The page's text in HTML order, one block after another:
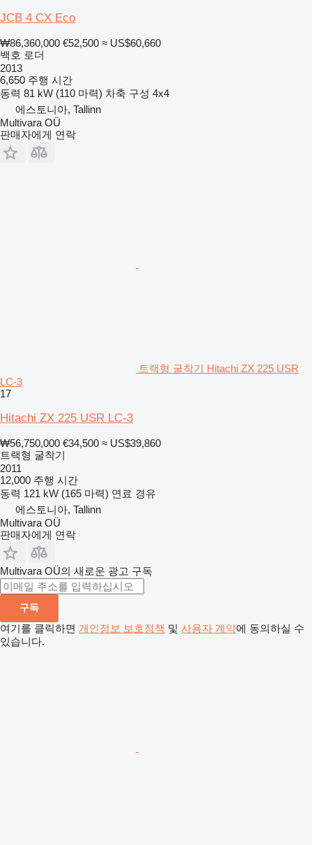
JCB 4 CX Eco
₩86,360,000 €52,500 ≈ US$60,660
백호 로더
2013
6,650 주행 시간
동력 81 kW (110 마력) 차축 구성 4x4
에스토니아, Tallinn
Multivara OÜ
판매자에게 연락
트랙형 굴착기 Hitachi ZX 225 USR
LC-3
17
Hitachi ZX 225 USR LC-3
₩56,750,000 €34,500 ≈ US$39,860
트랙형 굴착기
2011
12,000 주행 시간
동력 121 kW (165 마력) 연료 경유
에스토니아, Tallinn
Multivara OÜ
판매자에게 연락
Multivara OÜ의 새로운 광고 구독
구독
여기를 클릭하면 개인정보 보호정책 및 사용자 계약에 동의하실 수
있습니다.